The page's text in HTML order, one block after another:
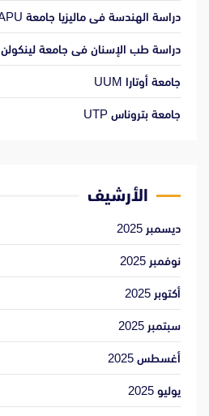
دراسة الهندسة فى ماليزيا جامعة APU
دراسة طب الإسنان فى جامعة لينكولن
جامعة أوتارا UUM
جامعة بتروناس UTP
الأرشيف
ديسمبر 2025
نوفمبر 2025
أكتوبر 2025
سبتمبر 2025
أغسطس 2025
يوليو 2025